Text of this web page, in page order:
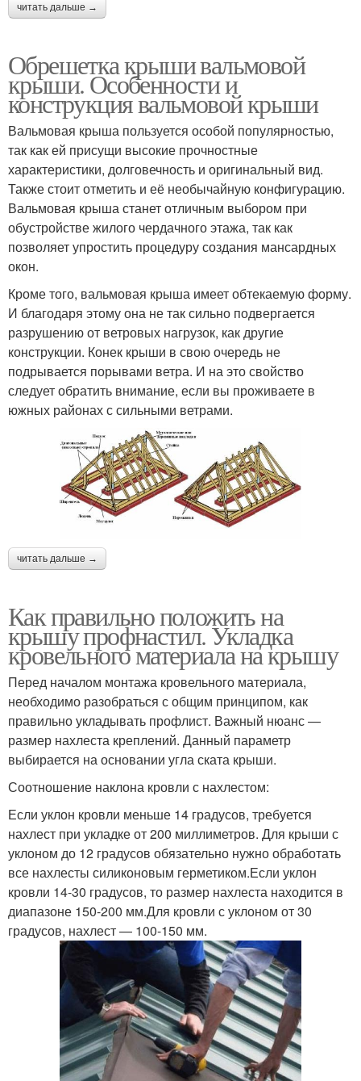
читать дальше →
Обрешетка крыши вальмовой
крыши. Особенности и
конструкция вальмовой крыши
Вальмовая крыша пользуется особой популярностью,
так как ей присущи высокие прочностные
характеристики, долговечность и оригинальный вид.
Также стоит отметить и её необычайную конфигурацию.
Вальмовая крыша станет отличным выбором при
обустройстве жилого чердачного этажа, так как
позволяет упростить процедуру создания мансардных
окон.
Кроме того, вальмовая крыша имеет обтекаемую форму.
И благодаря этому она не так сильно подвергается
разрушению от ветровых нагрузок, как другие
конструкции. Конек крыши в свою очередь не
подрывается порывами ветра. И на это свойство
следует обратить внимание, если вы проживаете в
южных районах с сильными ветрами.
читать дальше →
Как правильно положить на
крышу профнастил. Укладка
кровельного материала на крышу
Перед началом монтажа кровельного материала,
необходимо разобраться с общим принципом, как
правильно укладывать профлист. Важный нюанс —
размер нахлеста креплений. Данный параметр
выбирается на основании угла ската крыши.
Соотношение наклона кровли с нахлестом:
Если уклон кровли меньше 14 градусов, требуется
нахлест при укладке от 200 миллиметров. Для крыши с
уклоном до 12 градусов обязательно нужно обработать
все нахлесты силиконовым герметиком.Если уклон
кровли 14-30 градусов, то размер нахлеста находится в
диапазоне 150-200 мм.Для кровли с уклоном от 30
градусов, нахлест — 100-150 мм.